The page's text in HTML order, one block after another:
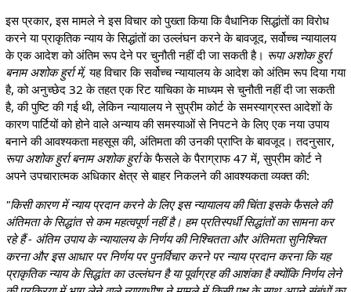
इस प्रकार, इस मामले ने इस विचार को पुख्ता किया कि वैधानिक सिद्धांतों का विरोध
करने या प्राकृतिक न्याय के सिद्धांतों का उल्लंघन करने के बावजूद, सर्वोच्च न्यायालय
के एक आदेश को अंतिम रूप देने पर चुनौती नहीं दी जा सकती है। रूपा अशोक हुर्रा
बनाम अशोक हुर्रा में, यह विचार कि सर्वोच्च न्यायालय के आदेश को अंतिम रूप दिया गया
है, को अनुच्छेद 32 के तहत एक रिट याचिका के माध्यम से चुनौती नहीं दी जा सकती
है, की पुष्टि की गई थी, लेकिन न्यायालय ने सुप्रीम कोर्ट के समस्याग्रस्त आदेशों के
कारण पार्टियों को होने वाले अन्याय की समस्याओं से निपटने के लिए एक नया उपाय
बनाने की आवश्यकता महसूस की, अंतिमता की उनकी प्राप्ति के बावजूद। तदनुसार,
रूपा अशोक हुर्रा बनाम अशोक हुर्राके फैसले के पैराग्राफ 47 में, सुप्रीम कोर्ट ने
अपने उपचारात्मक अधिकार क्षेत्र से बाहर निकलने की आवश्यकता व्यक्त की:
"किसी कारण में न्याय प्रदान करने के लिए इस न्यायालय की चिंता इसके फैसले की
अंतिमता के सिद्धांत से कम महत्वपूर्ण नहीं है। हम प्रतिस्पर्धी सिद्धांतों का सामना कर
रहे हैं - अंतिम उपाय के न्यायालय के निर्णय की निश्चितता और अंतिमता सुनिश्चित
करना और इस आधार पर निर्णय पर पुनर्विचार करने पर न्याय प्रदान करना कि यह
प्राकृतिक न्याय के सिद्धांत का उल्लंघन है या पूर्वाग्रह की आशंका है क्योंकि निर्णय लेने